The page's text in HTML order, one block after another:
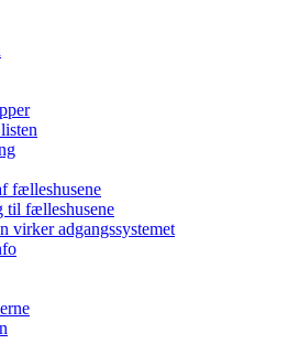
fælleshusene
til fælleshusene
virker adgangssystemet